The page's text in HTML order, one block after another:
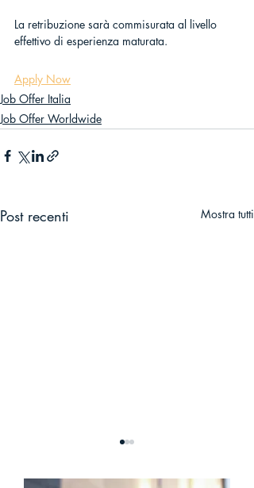
La retribuzione sarà commisurata al livello
effettivo di esperienza maturata.
Apply Now
Job Offer Italia
Job Offer Worldwide
Post recenti Mostra tutti